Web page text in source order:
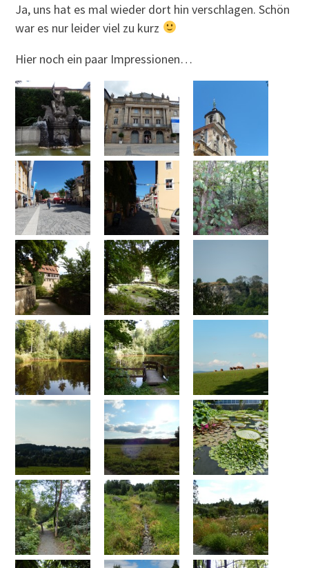
Ja, uns hat es mal wieder dort hin verschlagen. Schön
war es nur leider viel zu kurz
Hier noch ein paar Impressionen…